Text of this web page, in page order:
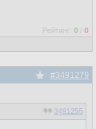
Рейтинг: 0 / 0
#3491279
3491255